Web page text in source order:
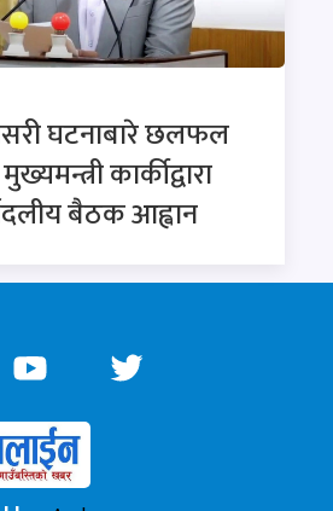
घटनाबारे छलफल
कार्कीद्वारा
बैठक आह्वान